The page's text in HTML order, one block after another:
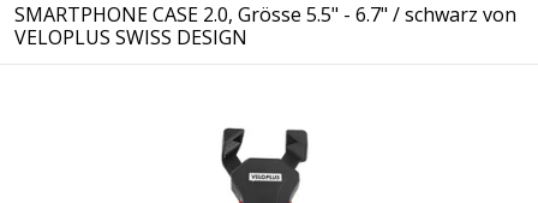
SMARTPHONE CASE 2.0, Grösse 5.5" - 6.7" / schwarz von
VELOPLUS SWISS DESIGN